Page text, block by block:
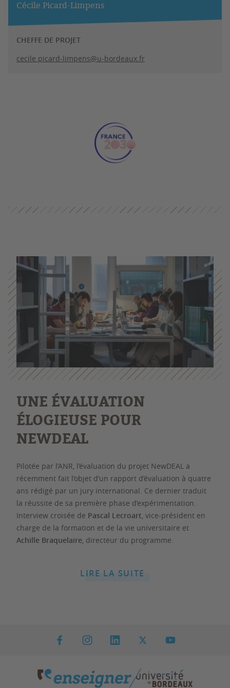
Cécile Picard-Limpens
CHEFFE DE PROJET
cecile.picard-limpens@u-bordeaux.fr
UNE ÉVALUATION
ÉLOGIEUSE POUR
NEWDEAL
Pilotée par l’ANR, l’évaluation du projet NewDEAL a
récemment fait l’objet d’un rapport d’évaluation à quatre
ans rédigé par un jury international. Ce dernier traduit
la réussite de sa première phase d’expérimentation.
Interview croisée de Pascal Lecroart, vice-président en
charge de la formation et de la vie universitaire et
Achille Braquelaire, directeur du programme.
LIRE LA SUITE